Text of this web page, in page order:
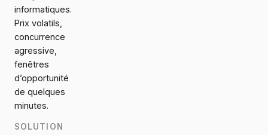
informatiques.
Prix volatils,
concurrence
agressive,
fenêtres
d’opportunité
de quelques
minutes.
SOLUTION